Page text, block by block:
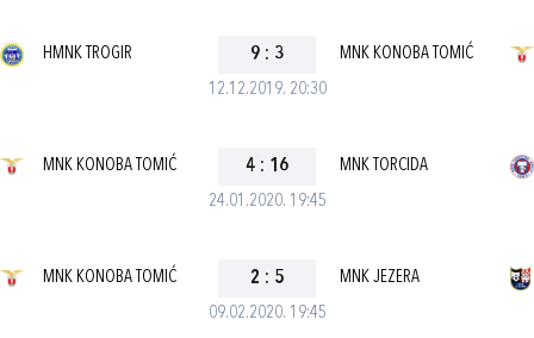
12.12.2019. 20:30
HMNK TROGIR 9 : 3 MNK KONOBA TOMIĆ
24.01.2020. 19:45
MNK KONOBA TOMIĆ 4 : 16 MNK TORCIDA
09.02.2020. 19:45
MNK KONOBA TOMIĆ 2 : 5 MNK JEZERA